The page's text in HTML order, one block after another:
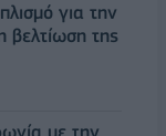
για την
βελτίωση της